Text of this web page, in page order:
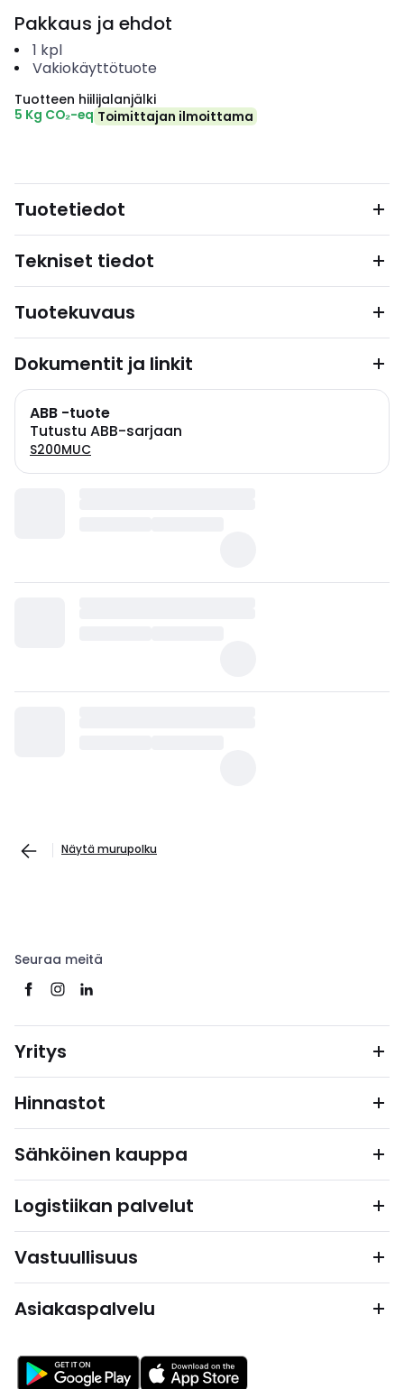
Pakkaus ja ehdot
1 kpl
Vakiokäyttötuote
Tuotteen hiilijalanjälki
5 Kg CO₂-eq Toimittajan ilmoittama
Tuotetiedot
Tekniset tiedot
Tuotekuvaus
Dokumentit ja linkit
ABB -tuote
Tutustu ABB-sarjaan
S200MUC
Näytä murupolku
Seuraa meitä
Yritys
Hinnastot
Sähköinen kauppa
Logistiikan palvelut
Vastuullisuus
Asiakaspalvelu